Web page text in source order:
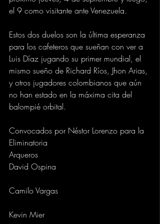
el 9 como visitante ante Venezuela.
Estos dos duelos son la última esperanza
para los cafeteros que sueñan con ver a
Luis Díaz jugando su primer mundial, el
mismo sueño de Richard Ríos, Jhon Arias,
y otros jugadores colombianos que aún
no han estado en la máxima cita del
balompié orbital.
Convocados por Néstor Lorenzo para la
Eliminatoria
Arqueros
David Ospina
Camilo Vargas
Kevin Mier